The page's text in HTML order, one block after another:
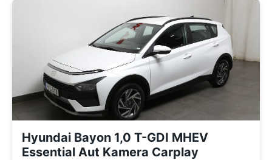
Hyundai Bayon 1,0 T-GDI MHEV
Essential Aut Kamera Carplay